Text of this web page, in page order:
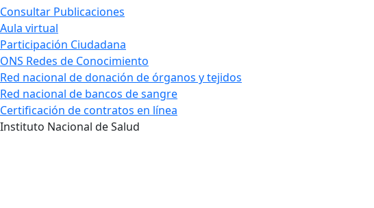
Consultar Publicaciones
Aula virtual
Participación Ciudadana
ONS Redes de Conocimiento
Red nacional de donación de órganos y tejidos
Red nacional de bancos de sangre
Certificación de contratos en línea
Instituto Nacional de Salud